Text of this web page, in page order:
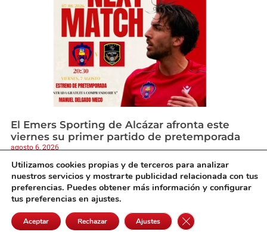
El Emers Sporting de Alcázar afronta este
viernes su primer partido de pretemporada
agosto 6, 2026
Utilizamos cookies propias y de terceros para analizar
nuestros servicios y mostrarte publicidad relacionada con tus
preferencias. Puedes obtener más información y configurar
tus preferencias en ajustes.
Aceptar Rechazar Ajustes Cerrar el banner de